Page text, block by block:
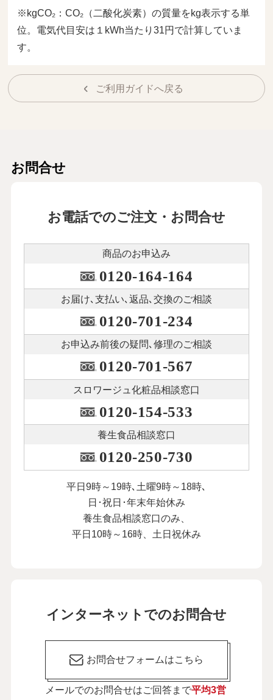
※kgCO₂：CO₂（二酸化炭素）の質量をkg表示する単
位。電気代目安は１kWh当たり31円で計算していま
す。
ご利用ガイドへ戻る
お問合せ
お電話でのご注文・お問合せ
商品のお申込み
0120-164-164
お届け､支払い､ 返品､交換のご相談
0120-701-234
お申込み前後の疑問､修理のご相談
0120-701-567
スロワージュ化粧品相談窓口
0120-154-533
養生食品相談窓口
0120-250-730
平日9時～19時､土曜9時～18時､
日･祝日･年末年始休み
養生食品相談窓口のみ、
平日10時～16時、土日祝休み
インターネットでのお問合せ
お問合せフォームはこちら
メールでのお問合せはご回答まで平均3営